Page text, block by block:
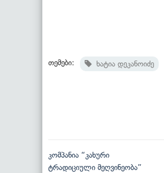
თემები: ხატია დეკანოიძე
კომპანია “კახური
ტრადიციული მეღვინეობა”